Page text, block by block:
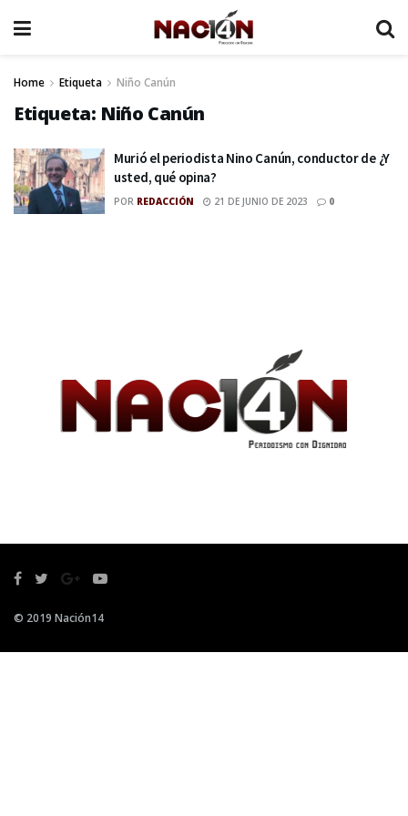
Home Etiqueta Niño Canún
Etiqueta: Niño Canún
Murió el periodista Nino Canún, conductor de ¿Y
usted, qué opina?
POR REDACCIÓN 21 DE JUNIO DE 2023 0
© 2019 Nación14